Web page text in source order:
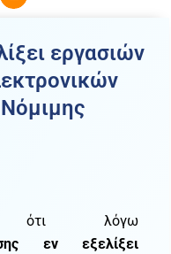
εργασιών
ότι λόγω
εν εξελίξει